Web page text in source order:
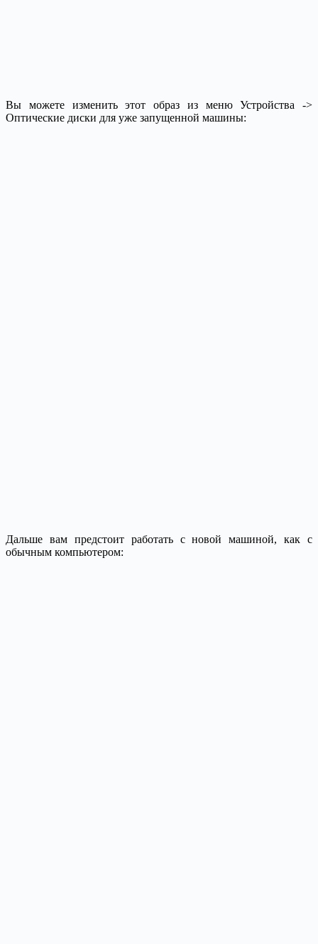
Вы можете изменить этот образ из меню Устройства ->
Оптические диски для уже запущенной машины:
Дальше вам предстоит работать с новой машиной, как с
обычным компьютером: